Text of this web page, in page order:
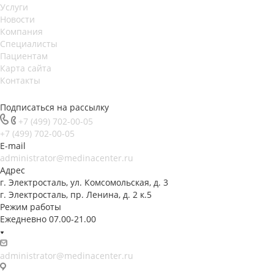
Услуги
Новости
Компания
Специалисты
Пациентам
Карта сайта
Контакты
Подписаться на рассылку
+7 (499) 702-00-05
+7 (499) 702-00-05
E-mail
administrator@medinacenter.ru
Адрес
г. Электросталь, ул. Комсомольская, д. 3
г. Электросталь, пр. Ленина, д. 2 к.5
Режим работы
Ежедневно 07.00-21.00
administrator@medinacenter.ru